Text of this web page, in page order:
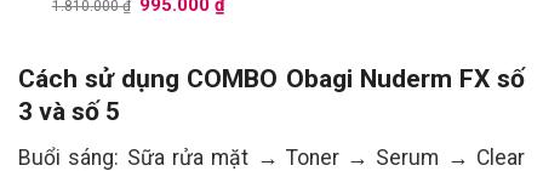
1.810.000₫ 995.000₫
995.000 ₫.
Cách sử dụng COMBO Obagi Nuderm FX số
3 và số 5
Buổi sáng: Sữa rửa mặt → Toner → Serum → Clear